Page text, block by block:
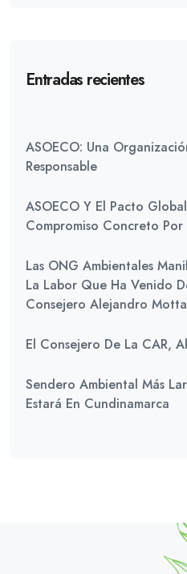
Entradas recientes
ASOECO: Una
Responsable
ASOECO Y El Pacto
Compromiso Concreto
Las ONG Ambientales
La Labor Que Ha Venido
Consejero Alejandro Motta
El Consejero De La CAR,
Sendero Ambiental Más
Estará En Cundinamarca